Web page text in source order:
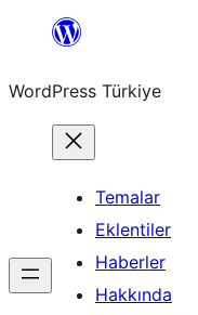
İçeriğe
WordPress Türkiye
Temalar
Eklentiler
Haberler
Hakkında